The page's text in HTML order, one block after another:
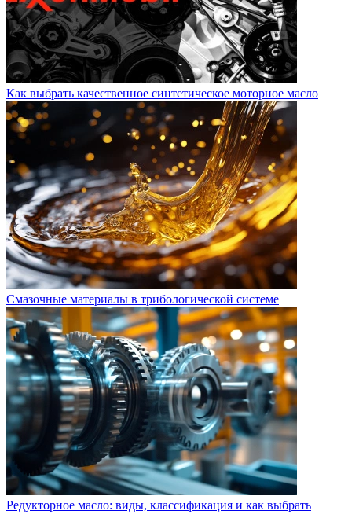
Как выбрать качественное синтетическое моторное масло
Смазочные материалы в трибологической системе
Редукторное масло: виды, классификация и как выбрать